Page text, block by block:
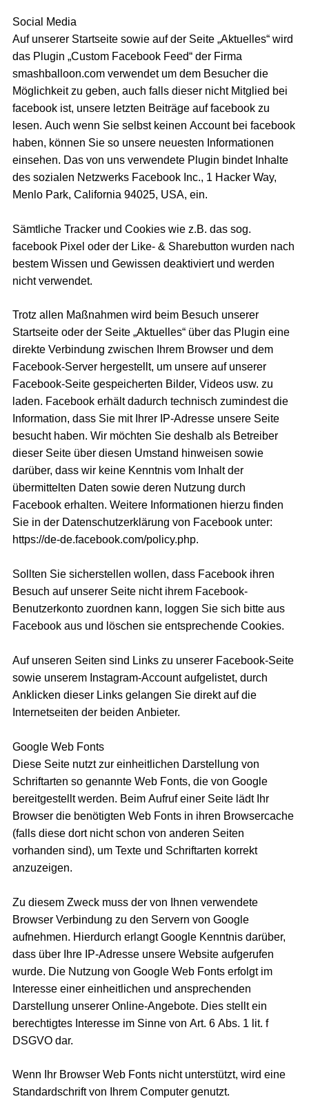
Social Media
Auf unserer Startseite sowie auf der Seite „Aktuelles“ wird
das Plugin „Custom Facebook Feed“ der Firma
smashballoon.com verwendet um dem Besucher die
Möglichkeit zu geben, auch falls dieser nicht Mitglied bei
facebook ist, unsere letzten Beiträge auf facebook zu
lesen. Auch wenn Sie selbst keinen Account bei facebook
haben, können Sie so unsere neuesten Informationen
einsehen. Das von uns verwendete Plugin bindet Inhalte
des sozialen Netzwerks Facebook Inc., 1 Hacker Way,
Menlo Park, California 94025, USA, ein.
Sämtliche Tracker und Cookies wie z.B. das sog.
facebook Pixel oder der Like- & Sharebutton wurden nach
bestem Wissen und Gewissen deaktiviert und werden
nicht verwendet.
Trotz allen Maßnahmen wird beim Besuch unserer
Startseite oder der Seite „Aktuelles“ über das Plugin eine
direkte Verbindung zwischen Ihrem Browser und dem
Facebook-Server hergestellt, um unsere auf unserer
Facebook-Seite gespeicherten Bilder, Videos usw. zu
laden. Facebook erhält dadurch technisch zumindest die
Information, dass Sie mit Ihrer IP-Adresse unsere Seite
besucht haben. Wir möchten Sie deshalb als Betreiber
dieser Seite über diesen Umstand hinweisen sowie
darüber, dass wir keine Kenntnis vom Inhalt der
übermittelten Daten sowie deren Nutzung durch
Facebook erhalten. Weitere Informationen hierzu finden
Sie in der Datenschutzerklärung von Facebook unter:
https://de-de.facebook.com/policy.php.
Sollten Sie sicherstellen wollen, dass Facebook ihren
Besuch auf unserer Seite nicht ihrem Facebook-
Benutzerkonto zuordnen kann, loggen Sie sich bitte aus
Facebook aus und löschen sie entsprechende Cookies.
Auf unseren Seiten sind Links zu unserer Facebook-Seite
sowie unserem Instagram-Account aufgelistet, durch
Anklicken dieser Links gelangen Sie direkt auf die
Internetseiten der beiden Anbieter.
Google Web Fonts
Diese Seite nutzt zur einheitlichen Darstellung von
Schriftarten so genannte Web Fonts, die von Google
bereitgestellt werden. Beim Aufruf einer Seite lädt Ihr
Browser die benötigten Web Fonts in ihren Browsercache
(falls diese dort nicht schon von anderen Seiten
vorhanden sind), um Texte und Schriftarten korrekt
anzuzeigen.
Zu diesem Zweck muss der von Ihnen verwendete
Browser Verbindung zu den Servern von Google
aufnehmen. Hierdurch erlangt Google Kenntnis darüber,
dass über Ihre IP-Adresse unsere Website aufgerufen
wurde. Die Nutzung von Google Web Fonts erfolgt im
Interesse einer einheitlichen und ansprechenden
Darstellung unserer Online-Angebote. Dies stellt ein
berechtigtes Interesse im Sinne von Art. 6 Abs. 1 lit. f
DSGVO dar.
Wenn Ihr Browser Web Fonts nicht unterstützt, wird eine
Standardschrift von Ihrem Computer genutzt.